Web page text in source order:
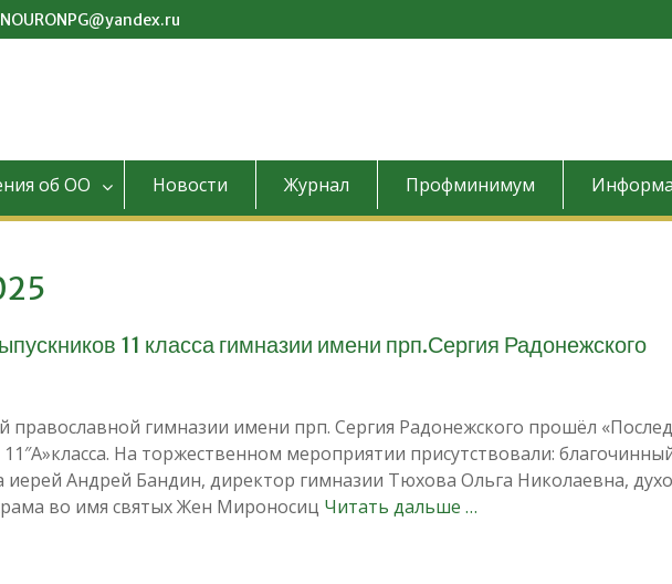
NOURONPG@yandex.ru
об ОО Новости Журнал Профминимум
11 класса гимназии имени прп.Сергия Радонежского
православной гимназии имени прп. Сергия Радонежского прошёл
На торжественном мероприятии присутствовали:
иерей Андрей Бандин, директор гимназии Тюхова Ольга Николаевна,
во имя святых Жен Мироносиц Читать дальше …